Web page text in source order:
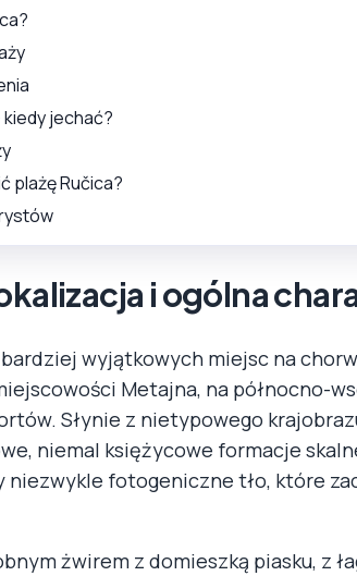
kiedy jechać?
plażę Ručica?
i ogólna
wyjątkowych miejsc na
Metajna, na północno-
Słynie z nietypowego
niemal księżycowe formacje
niezwykle fotogeniczne tło, które
żwirem z domieszką piasku, z